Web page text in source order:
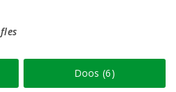
Doos (6)